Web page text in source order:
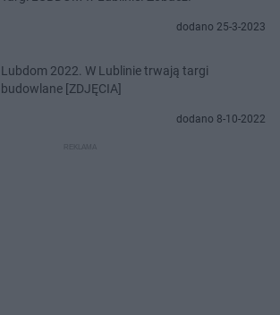
dodano 25-3-2023
Lubdom 2022. W Lublinie trwają targi
budowlane [ZDJĘCIA]
dodano 8-10-2022